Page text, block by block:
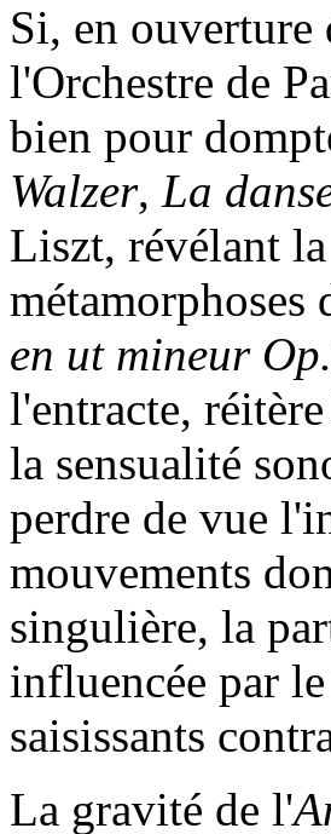
Si, en ouverture
l'Orchestre de
bien pour
Walzer, La
Liszt, révélant
métamorphoses
en ut mineur
l'entracte,
la sensualité
perdre de vue
mouvements
singulière, la
influencée par
saisissants
La gravité de l'